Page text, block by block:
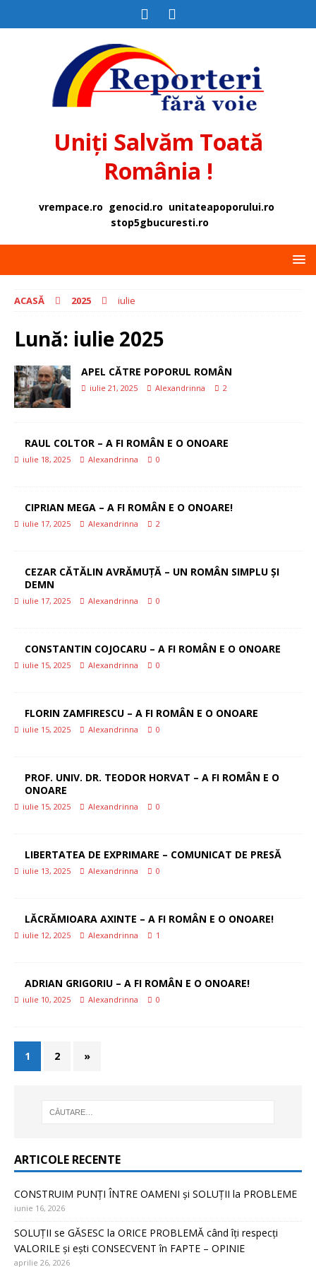
Uniți Salvăm Toată
România !
vrempace.ro genocid.ro unitateapoporului.ro
stop5gbucuresti.ro
ACASĂ 2025 iulie
Lună: iulie 2025
APEL CĂTRE POPORUL ROMÂN
iulie 21, 2025 Alexandrinna 2
RAUL COLTOR – A FI ROMÂN E O ONOARE
iulie 18, 2025 Alexandrinna 0
CIPRIAN MEGA – A FI ROMÂN E O ONOARE!
iulie 17, 2025 Alexandrinna 2
CEZAR CĂTĂLIN AVRĂMUȚĂ – UN ROMÂN SIMPLU ȘI
DEMN
iulie 17, 2025 Alexandrinna 0
CONSTANTIN COJOCARU – A FI ROMÂN E O ONOARE
iulie 15, 2025 Alexandrinna 0
FLORIN ZAMFIRESCU – A FI ROMÂN E O ONOARE
iulie 15, 2025 Alexandrinna 0
PROF. UNIV. DR. TEODOR HORVAT – A FI ROMÂN E O
ONOARE
iulie 15, 2025 Alexandrinna 0
LIBERTATEA DE EXPRIMARE – COMUNICAT DE PRESĂ
iulie 13, 2025 Alexandrinna 0
LĂCRĂMIOARA AXINTE – A FI ROMÂN E O ONOARE!
iulie 12, 2025 Alexandrinna 1
ADRIAN GRIGORIU – A FI ROMÂN E O ONOARE!
iulie 10, 2025 Alexandrinna 0
1 2 »
ARTICOLE RECENTE
CONSTRUIM PUNȚI ÎNTRE OAMENI și SOLUȚII la PROBLEME
iunie 16, 2026
SOLUȚII se GĂSESC la ORICE PROBLEMĂ când îți respecți
VALORILE și ești CONSECVENT în FAPTE – OPINIE
aprilie 26, 2026